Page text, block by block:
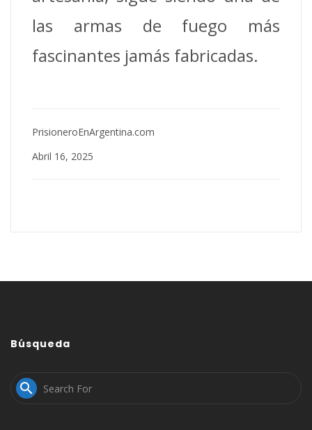
las armas de fuego más
fascinantes jamás fabricadas.
PrisioneroEnArgentina.com
Abril 16, 2025
Búsqueda
